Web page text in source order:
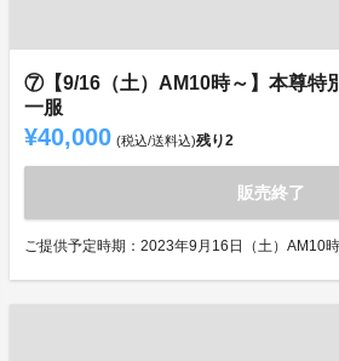
⑦【9/16（土）AM10時～】本尊特
一服
¥40,000 (税込/送料込)残り2
販売終了
ご提供予定時期：2023年9月16日（土）AM10